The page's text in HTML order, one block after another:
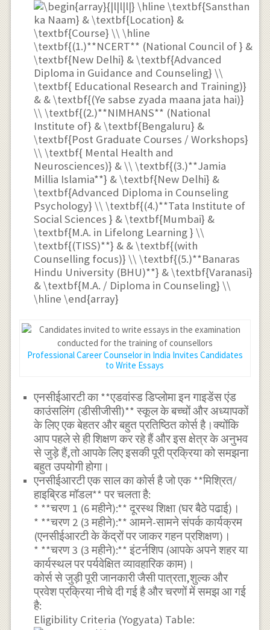
Professional Career Counselor in India Invites Candidates
to Write Essays
एनसीईआरटी का **एडवांस्ड डिप्लोमा इन गाइडेंस एंड
काउंसलिंग (डीसीजीसी)** स्कूल के बच्चों और अध्यापकों
के लिए एक बेहतर और बहुत प्रतिष्ठित कोर्स है।क्योंकि
आप पहले से ही शिक्षण कर रहे हैं और इस क्षेत्र के अनुभव
से जुड़े हैं,तो आपके लिए इसकी पूरी प्रक्रिया को समझना
बहुत उपयोगी होगा।
एनसीईआरटी एक साल का कोर्स है जो एक **मिश्रित/
हाइब्रिड मॉडल** पर चलता है:
* **चरण 1 (6 महीने):** दूरस्थ शिक्षा (घर बैठे पढाई)।
* **चरण 2 (3 महीने):** आमने-सामने संपर्क कार्यक्रम
(एनसीईआरटी के केंद्रों पर जाकर गहन प्रशिक्षण)।
* **चरण 3 (3 महीने):** इंटर्नशिप (आपके अपने शहर या
कार्यस्थल पर पर्यवेक्षित व्यावहारिक काम)।
कोर्स से जुड़ी पूरी जानकारी जैसी पात्रता,शुल्क और
प्रवेश प्रक्रिया नीचे दी गई है और चरणों में समझ आ गई
है:
Eligibility Criteria (Yogyata) Table: